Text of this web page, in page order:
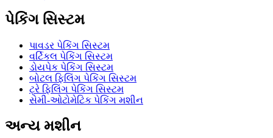
પેકિંગ સિસ્ટમ
પાવડર પેકિંગ સિસ્ટમ
વર્ટિકલ પેકિંગ સિસ્ટમ
ડોયપેક પેકિંગ સિસ્ટમ
બોટલ ફિલિંગ પેકિંગ સિસ્ટમ
ટ્રે ફિલિંગ પેકિંગ સિસ્ટમ
સેમી-ઓટોમેટિક પેકિંગ મશીન
અન્ય મશીન